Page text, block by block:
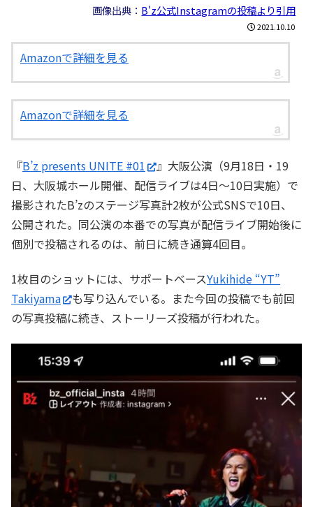
画像出典： B'z公式Instagramの投稿より引用
2021.10.10
Amazonで詳細を見る
Amazonで詳細を見る
『B’z presents UNITE #01
』大阪公演（9月18日・19
日、大阪城ホール開催、配信ライブは4日～10日実施）で
撮影されたB’zのステージ写真計2枚が公式SNSで10日、
公開された。同公演の本番での写真が配信ライブ開始後に
個別で投稿されるのは、前日に続き通算4回目。
1枚目のショットには、サポートベースYukihide “YT”
Takiyama
も写り込んでいる。また今回の投稿でも前回
の写真投稿に続き、ストーリーズ投稿が行われた。